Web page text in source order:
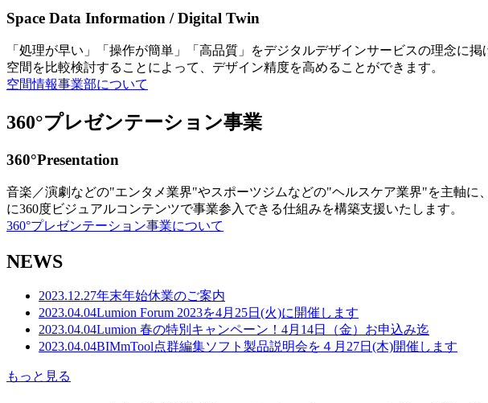
Space Data Information / Digital Twin
「処理が早い」「操作が簡単」「高品質」をデジタルデザインサービスの理念に
空間を比較検討することによって、デザイン精度を高めることができます。
空間情報事業部について
360°プレゼンテーション事業
360°Presentation
音楽／演劇などの"エンタメ業界"やスポーツジムなどの"ヘルスケア業界"を主軸
に360度ビジュアルコンテンツで事業参入できる仕組みを構築支援いたします。
360°プレゼンテーション事業について
NEWS
2023.12.27年末年始休業のご案内
2023.04.04Lumion Forum 2023を4月25日(火)に開催します
2023.04.04Lumion 春の特別キャンペーン！4月14日（金）お申込み迄
2023.04.04BIMmTool点群編集ソフト製品説明会を４月27日(木)開催します
もっと見る